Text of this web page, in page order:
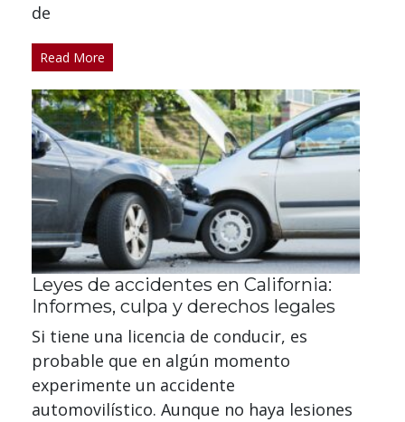
de
Read More
Leyes de accidentes en California:
Informes, culpa y derechos legales
Si tiene una licencia de conducir, es
probable que en algún momento
experimente un accidente
automovilístico. Aunque no haya lesiones